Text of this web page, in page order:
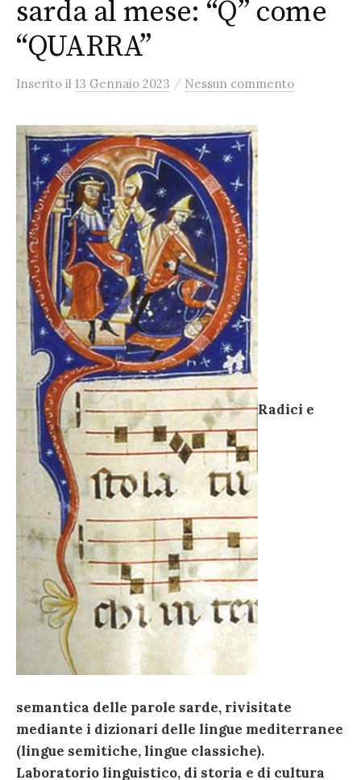
sarda al mese: “Q” come
“QUARRA”
Inserito il 13 Gennaio 2023 / Nessun commento
Radici e
semantica delle parole sarde, rivisitate
mediante i dizionari delle lingue mediterranee
(lingue semitiche, lingue classiche).
Laboratorio linguistico, di storia e di cultura